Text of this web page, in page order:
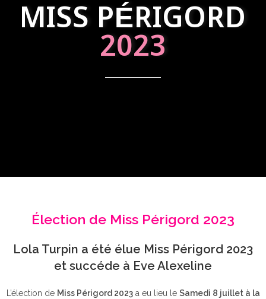
MISS PÉRIGORD
2023
Élection de Miss Périgord 2023
Lola Turpin a été élue Miss Périgord 2023
et succéde à Eve Alexeline
L’élection de Miss Périgord 2023a eu lieu le Samedi 8 juillet à la